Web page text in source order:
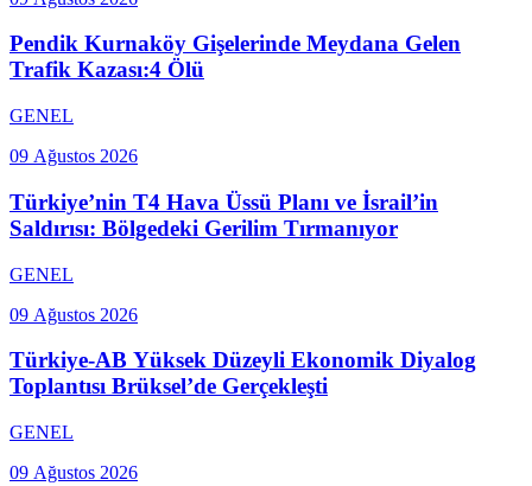
Pendik Kurnaköy Gişelerinde Meydana Gelen
Trafik Kazası:4 Ölü
GENEL
09 Ağustos 2026
Türkiye’nin T4 Hava Üssü Planı ve İsrail’in
Saldırısı: Bölgedeki Gerilim Tırmanıyor
GENEL
09 Ağustos 2026
Türkiye-AB Yüksek Düzeyli Ekonomik Diyalog
Toplantısı Brüksel’de Gerçekleşti
GENEL
09 Ağustos 2026